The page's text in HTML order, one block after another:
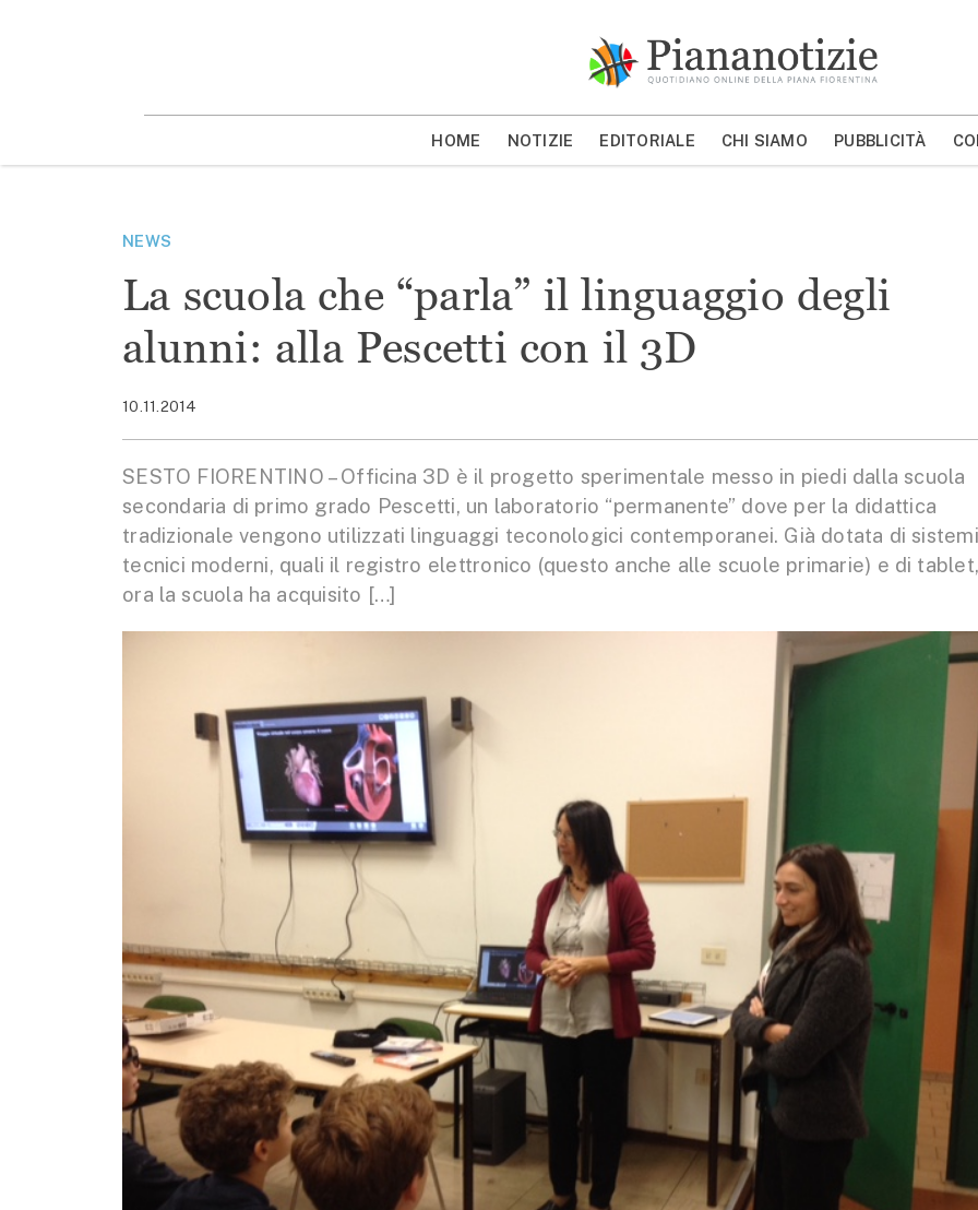
MOSTRA/NASCONDI CERCA
HOME NOTIZIE EDITORIALE CHI SIAMO PUBBLICITÀ
NEWS
La scuola che “parla” il linguaggio degli
alunni: alla Pescetti con il 3D
10.11.2014
SESTO FIORENTINO – Officina 3D è il progetto sperimentale messo in piedi dalla scuola
secondaria di primo grado Pescetti, un laboratorio “permanente” dove per la didattica
tradizionale vengono utilizzati linguaggi teconologici contemporanei. Già dotata di sistemi
tecnici moderni, quali il registro elettronico (questo anche alle scuole primarie) e di
ora la scuola ha acquisito […]